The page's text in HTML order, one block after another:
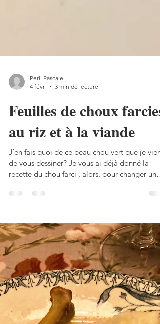
Perli Pascale
Feuilles de choux farcies
au riz et à la viande
J’en fais quoi de ce beau chou vert que je viens
recette du chou farci , alors, pour changer un
peu, j’ai eu envie de farcir ses feuilles
individuellement, avec du riz et de la viande, à
la façon des « sarmas » turques! Feuilles de
choux farcies au riz et à la viande Pour 6
personnes: 1 chou vert (soit 12 feuilles), 200g
viande hachée de bœuf, 250g de farce de porc;
1/2 bouquet de persil, 3 gousses d’ail hachées,
1 c.à soupe de cu